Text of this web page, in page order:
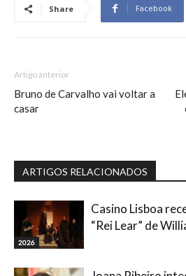
Share Facebook
Artigo anterior
Bruno de Carvalho vai voltar a
casar
ARTIGOS RELACIONADOS
2026
Casino Lisboa
“Rei Lear” de